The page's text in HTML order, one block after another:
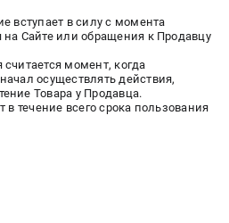
вступает в силу с момента
на Сайте или обращения к Продавцу
момент, когда
осуществлять действия,
Товара у Продавца.
в течение всего срока пользования